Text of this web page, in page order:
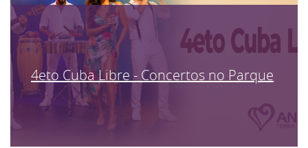
4eto Cuba Libre - Concertos no Parque